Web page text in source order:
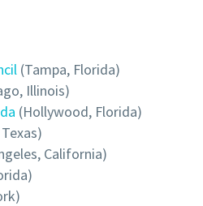
(Tampa, Florida)
Illinois)
(Hollywood, Florida)
California)